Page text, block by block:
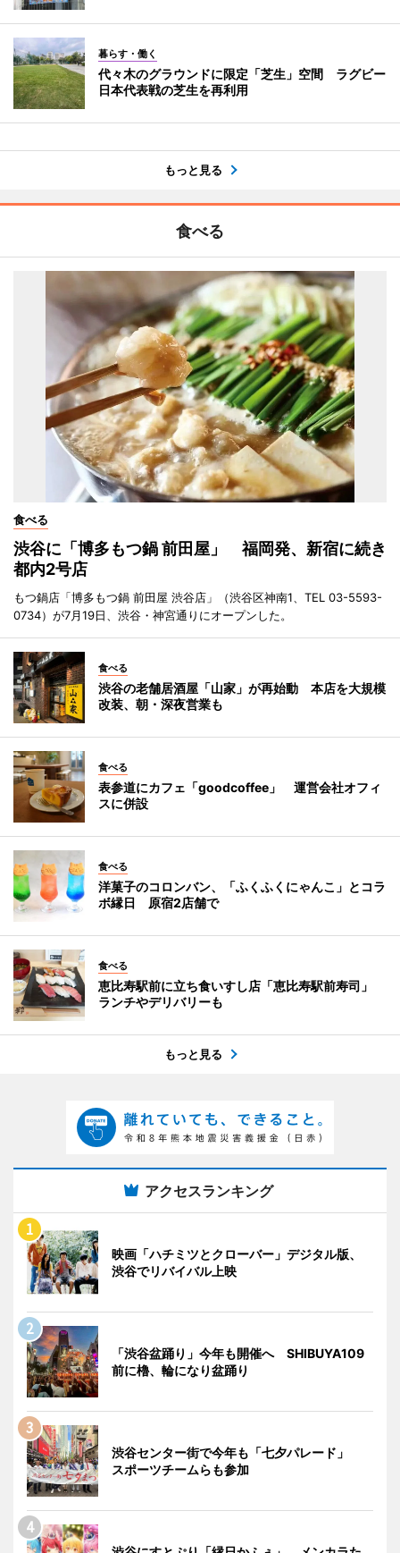
暮らす・働く
代々木のグラウンドに限定「芝生」空間 ラグビー
日本代表戦の芝生を再利用
もっと見る
食べる
食べる
渋谷に「博多もつ鍋 前田屋」 福岡発、新宿に続き
都内2号店
もつ鍋店「博多もつ鍋 前田屋 渋谷店」（渋谷区神南1、TEL 03-5593-
0734）が7月19日、渋谷・神宮通りにオープンした。
食べる
渋谷の老舗居酒屋「山家」が再始動 本店を大規模
改装、朝・深夜営業も
食べる
表参道にカフェ「goodcoffee」 運営会社オフィ
スに併設
食べる
洋菓子のコロンバン、「ふくふくにゃんこ」とコラ
ボ縁日 原宿2店舗で
食べる
恵比寿駅前に立ち食いすし店「恵比寿駅前寿司」
ランチやデリバリーも
もっと見る
アクセスランキング
映画「ハチミツとクローバー」デジタル版、
渋谷でリバイバル上映
「渋谷盆踊り」今年も開催へ SHIBUYA109
前に櫓、輪になり盆踊り
渋谷センター街で今年も「七夕パレード」
スポーツチームらも参加